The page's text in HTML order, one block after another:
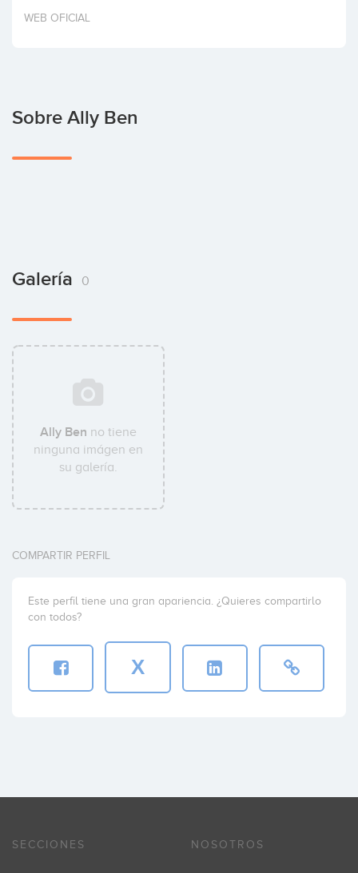
Invertir
WEB OFICIAL
Sobre Ally Ben
Galería 0
Ally Ben no tiene
ninguna imágen en
su galería.
COMPARTIR PERFIL
Este perfil tiene una gran apariencia. ¿Quieres compartirlo
con todos?
X
SECCIONES NOSOTROS